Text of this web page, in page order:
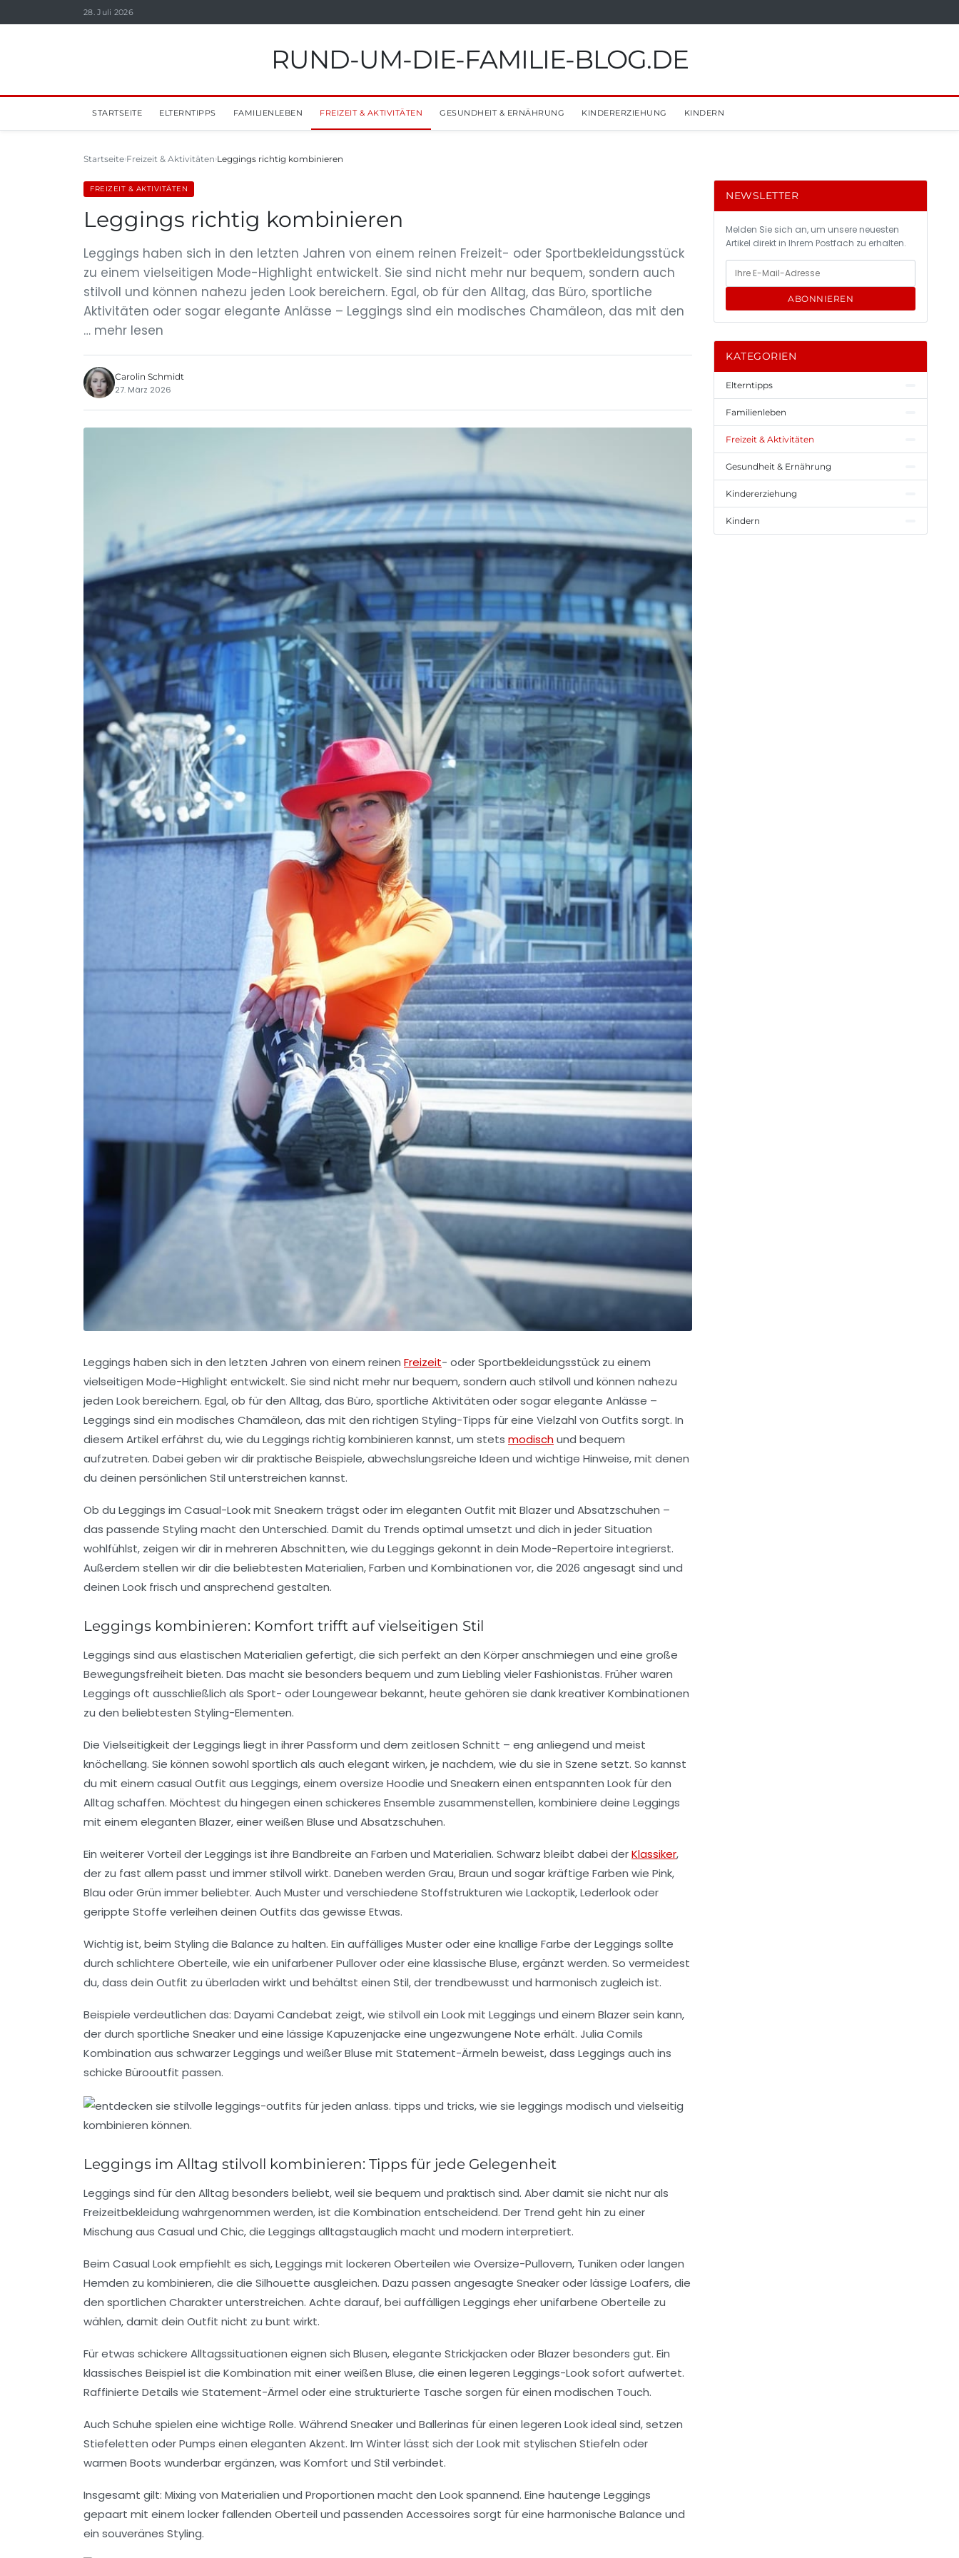
28. Juli 2026
RUND-UM-DIE-FAMILIE-BLOG.DE
STARTSEITE ELTERNTIPPS FAMILIENLEBEN FREIZEIT & AKTIVITÄTEN GESUNDHEIT & ERNÄHRUNG KINDERERZIEHUNG KINDERN
Startseite Freizeit & Aktivitäten Leggings richtig kombinieren
FREIZEIT & AKTIVITÄTEN
Leggings richtig kombinieren
Leggings haben sich in den letzten Jahren von einem reinen Freizeit- oder Sportbekleidungsstück
zu einem vielseitigen Mode-Highlight entwickelt. Sie sind nicht mehr nur bequem, sondern auch
stilvoll und können nahezu jeden Look bereichern. Egal, ob für den Alltag, das Büro, sportliche
Aktivitäten oder sogar elegante Anlässe – Leggings sind ein modisches Chamäleon, das mit den
… mehr lesen
Carolin Schmidt
27. März 2026
Leggings haben sich in den letzten Jahren von einem reinen Freizeit- oder Sportbekleidungsstück zu einem
vielseitigen Mode-Highlight entwickelt. Sie sind nicht mehr nur bequem, sondern auch stilvoll und können nahezu
jeden Look bereichern. Egal, ob für den Alltag, das Büro, sportliche Aktivitäten oder sogar elegante Anlässe –
Leggings sind ein modisches Chamäleon, das mit den richtigen Styling-Tipps für eine Vielzahl von Outfits sorgt. In
diesem Artikel erfährst du, wie du Leggings richtig kombinieren kannst, um stets modischund bequem
aufzutreten. Dabei geben wir dir praktische Beispiele, abwechslungsreiche Ideen und wichtige Hinweise, mit denen
du deinen persönlichen Stil unterstreichen kannst.
Ob du Leggings im Casual-Look mit Sneakern trägst oder im eleganten Outfit mit Blazer und Absatzschuhen –
das passende Styling macht den Unterschied. Damit du Trends optimal umsetzt und dich in jeder Situation
wohlfühlst, zeigen wir dir in mehreren Abschnitten, wie du Leggings gekonnt in dein Mode-Repertoire integrierst.
Außerdem stellen wir dir die beliebtesten Materialien, Farben und Kombinationen vor, die 2026 angesagt sind und
deinen Look frisch und ansprechend gestalten.
Leggings kombinieren: Komfort trifft auf vielseitigen Stil
Leggings sind aus elastischen Materialien gefertigt, die sich perfekt an den Körper anschmiegen und eine große
Bewegungsfreiheit bieten. Das macht sie besonders bequem und zum Liebling vieler Fashionistas. Früher waren
Leggings oft ausschließlich als Sport- oder Loungewear bekannt, heute gehören sie dank kreativer Kombinationen
zu den beliebtesten Styling-Elementen.
Die Vielseitigkeit der Leggings liegt in ihrer Passform und dem zeitlosen Schnitt – eng anliegend und meist
knöchellang. Sie können sowohl sportlich als auch elegant wirken, je nachdem, wie du sie in Szene setzt. So kannst
du mit einem casual Outfit aus Leggings, einem oversize Hoodie und Sneakern einen entspannten Look für den
Alltag schaffen. Möchtest du hingegen einen schickeres Ensemble zusammenstellen, kombiniere deine Leggings
mit einem eleganten Blazer, einer weißen Bluse und Absatzschuhen.
Ein weiterer Vorteil der Leggings ist ihre Bandbreite an Farben und Materialien. Schwarz bleibt dabei derKlassiker,
der zu fast allem passt und immer stilvoll wirkt. Daneben werden Grau, Braun und sogar kräftige Farben wie Pink,
Blau oder Grün immer beliebter. Auch Muster und verschiedene Stoffstrukturen wie Lackoptik, Lederlook oder
gerippte Stoffe verleihen deinen Outfits das gewisse Etwas.
Wichtig ist, beim Styling die Balance zu halten. Ein auffälliges Muster oder eine knallige Farbe der Leggings sollte
durch schlichtere Oberteile, wie ein unifarbener Pullover oder eine klassische Bluse, ergänzt werden. So vermeidest
du, dass dein Outfit zu überladen wirkt und behältst einen Stil, der trendbewusst und harmonisch zugleich ist.
Beispiele verdeutlichen das: Dayami Candebat zeigt, wie stilvoll ein Look mit Leggings und einem Blazer sein kann,
der durch sportliche Sneaker und eine lässige Kapuzenjacke eine ungezwungene Note erhält. Julia Comils
Kombination aus schwarzer Leggings und weißer Bluse mit Statement-Ärmeln beweist, dass Leggings auch ins
schicke Bürooutfit passen.
Leggings im Alltag stilvoll kombinieren: Tipps für jede Gelegenheit
Leggings sind für den Alltag besonders beliebt, weil sie bequem und praktisch sind. Aber damit sie nicht nur als
Freizeitbekleidung wahrgenommen werden, ist die Kombination entscheidend. Der Trend geht hin zu einer
Mischung aus Casual und Chic, die Leggings alltagstauglich macht und modern interpretiert.
Beim Casual Look empfiehlt es sich, Leggings mit lockeren Oberteilen wie Oversize-Pullovern, Tuniken oder langen
Hemden zu kombinieren, die die Silhouette ausgleichen. Dazu passen angesagte Sneaker oder lässige Loafers, die
den sportlichen Charakter unterstreichen. Achte darauf, bei auffälligen Leggings eher unifarbene Oberteile zu
wählen, damit dein Outfit nicht zu bunt wirkt.
Für etwas schickere Alltagssituationen eignen sich Blusen, elegante Strickjacken oder Blazer besonders gut. Ein
klassisches Beispiel ist die Kombination mit einer weißen Bluse, die einen legeren Leggings-Look sofort aufwertet.
Raffinierte Details wie Statement-Ärmel oder eine strukturierte Tasche sorgen für einen modischen Touch.
Auch Schuhe spielen eine wichtige Rolle. Während Sneaker und Ballerinas für einen legeren Look ideal sind, setzen
Stiefeletten oder Pumps einen eleganten Akzent. Im Winter lässt sich der Look mit stylischen Stiefeln oder
warmen Boots wunderbar ergänzen, was Komfort und Stil verbindet.
Insgesamt gilt: Mixing von Materialien und Proportionen macht den Look spannend. Eine hautenge Leggings
gepaart mit einem locker fallenden Oberteil und passenden Accessoires sorgt für eine harmonische Balance und
ein souveränes Styling.
NEWSLETTER
Melden Sie sich an, um unsere neuesten
Artikel direkt in Ihrem Postfach zu erhalten.
ABONNIEREN
KATEGORIEN
Elterntipps
Familienleben
Freizeit & Aktivitäten
Gesundheit & Ernährung
Kindererziehung
Kindern